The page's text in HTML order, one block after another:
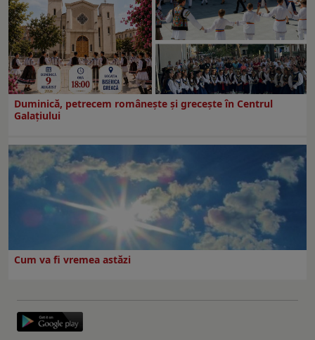
Duminică, petrecem româneşte şi greceşte în Centrul
Galaţiului
Cum va fi vremea astăzi